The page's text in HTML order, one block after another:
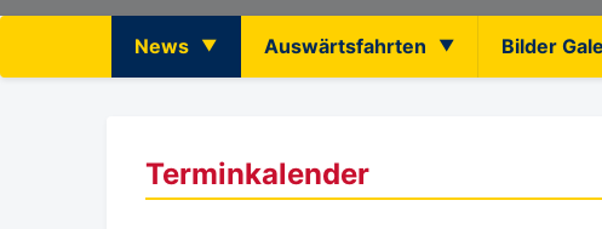
News Auswärtsfahrten Bilder
Terminkalender